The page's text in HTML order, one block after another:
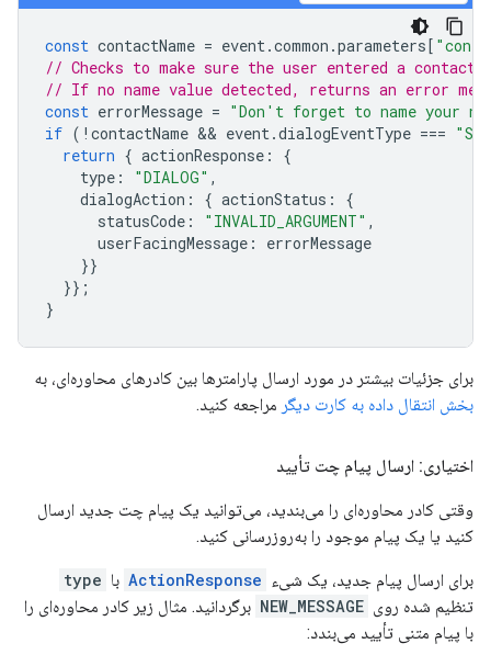
const contactName = event.common .parameters[
// Checks to make sure the user entered a contact
// If no name value detected, returns an error
const errorMessage = "Don't forget to name your
if ( ! contactName && event.dialogEventType ===
return { actionResponse :
{
type : "DIALOG" ,
dialogAction : { actionStatus :
{
statusCode : "INVALID_ARGUMENT" ,
userFacingMessage :
errorMessage
}}
}};
}
برای جزئیات بیشتر در مورد ارسال پارامترها بین کادرهای محاوره‌ای، به
بخش انتقال داده به کارت دیگر مراجعه کنید.
اختیاری: ارسال پیام چت تأیید
وقتی کادر محاوره‌ای را می‌بندید، می‌توانید یک پیام چت جدید ارسال
کنید یا یک پیام موجود را به‌روزرسانی کنید.
برای ارسال پیام جدید، یک شیء ActionResponse با type
تنظیم شده روی NEW_MESSAGE برگردانید. مثال زیر کادر محاوره‌ای را
با پیام متنی تأیید می‌بندد: